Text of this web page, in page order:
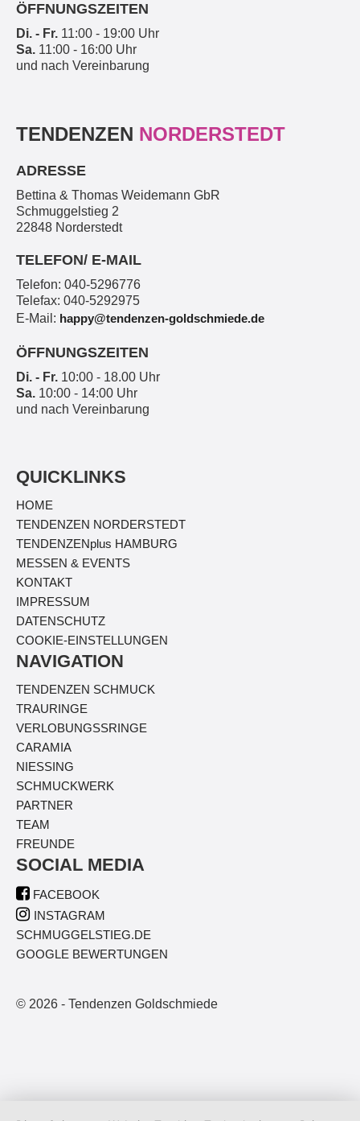
ÖFFNUNGSZEITEN
Di. - Fr. 11:00 - 19:00 Uhr
Sa. 11:00 - 16:00 Uhr
und nach Vereinbarung
TENDENZEN NORDERSTEDT
ADRESSE
Bettina & Thomas Weidemann GbR
Schmuggelstieg 2
22848 Norderstedt
TELEFON/ E-MAIL
Telefon: 040-5296776
Telefax: 040-5292975
E-Mail: happy@tendenzen-goldschmiede.de
ÖFFNUNGSZEITEN
Di. - Fr. 10:00 - 18.00 Uhr
Sa. 10:00 - 14:00 Uhr
und nach Vereinbarung
QUICKLINKS
HOME
TENDENZEN NORDERSTEDT
TENDENZENplus HAMBURG
MESSEN & EVENTS
KONTAKT
IMPRESSUM
DATENSCHUTZ
COOKIE-EINSTELLUNGEN
NAVIGATION
TENDENZEN SCHMUCK
TRAURINGE
VERLOBUNGSSRINGE
CARAMIA
NIESSING
SCHMUCKWERK
PARTNER
TEAM
FREUNDE
SOCIAL MEDIA
 FACEBOOK
 INSTAGRAM
SCHMUGGELSTIEG.DE
GOOGLE BEWERTUNGEN
© 2026 - Tendenzen Goldschmiede